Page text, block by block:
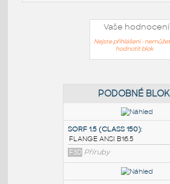
Vaše hodnocení:
Nejste přihlášeni -
hodnotit blok